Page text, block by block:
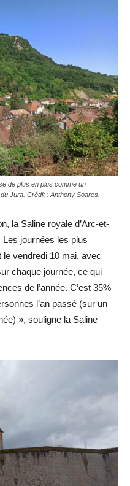
de plus en plus comme un
Jura. Crédit : Anthony Soares.
la Saline royale d’Arc-et-
journées les plus
le vendredi 10 mai, avec
chaque journée, ce qui
de l’année. C’est 35%
l’an passé (sur un
», souligne la Saline